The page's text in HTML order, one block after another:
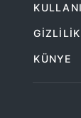
KÜNYE